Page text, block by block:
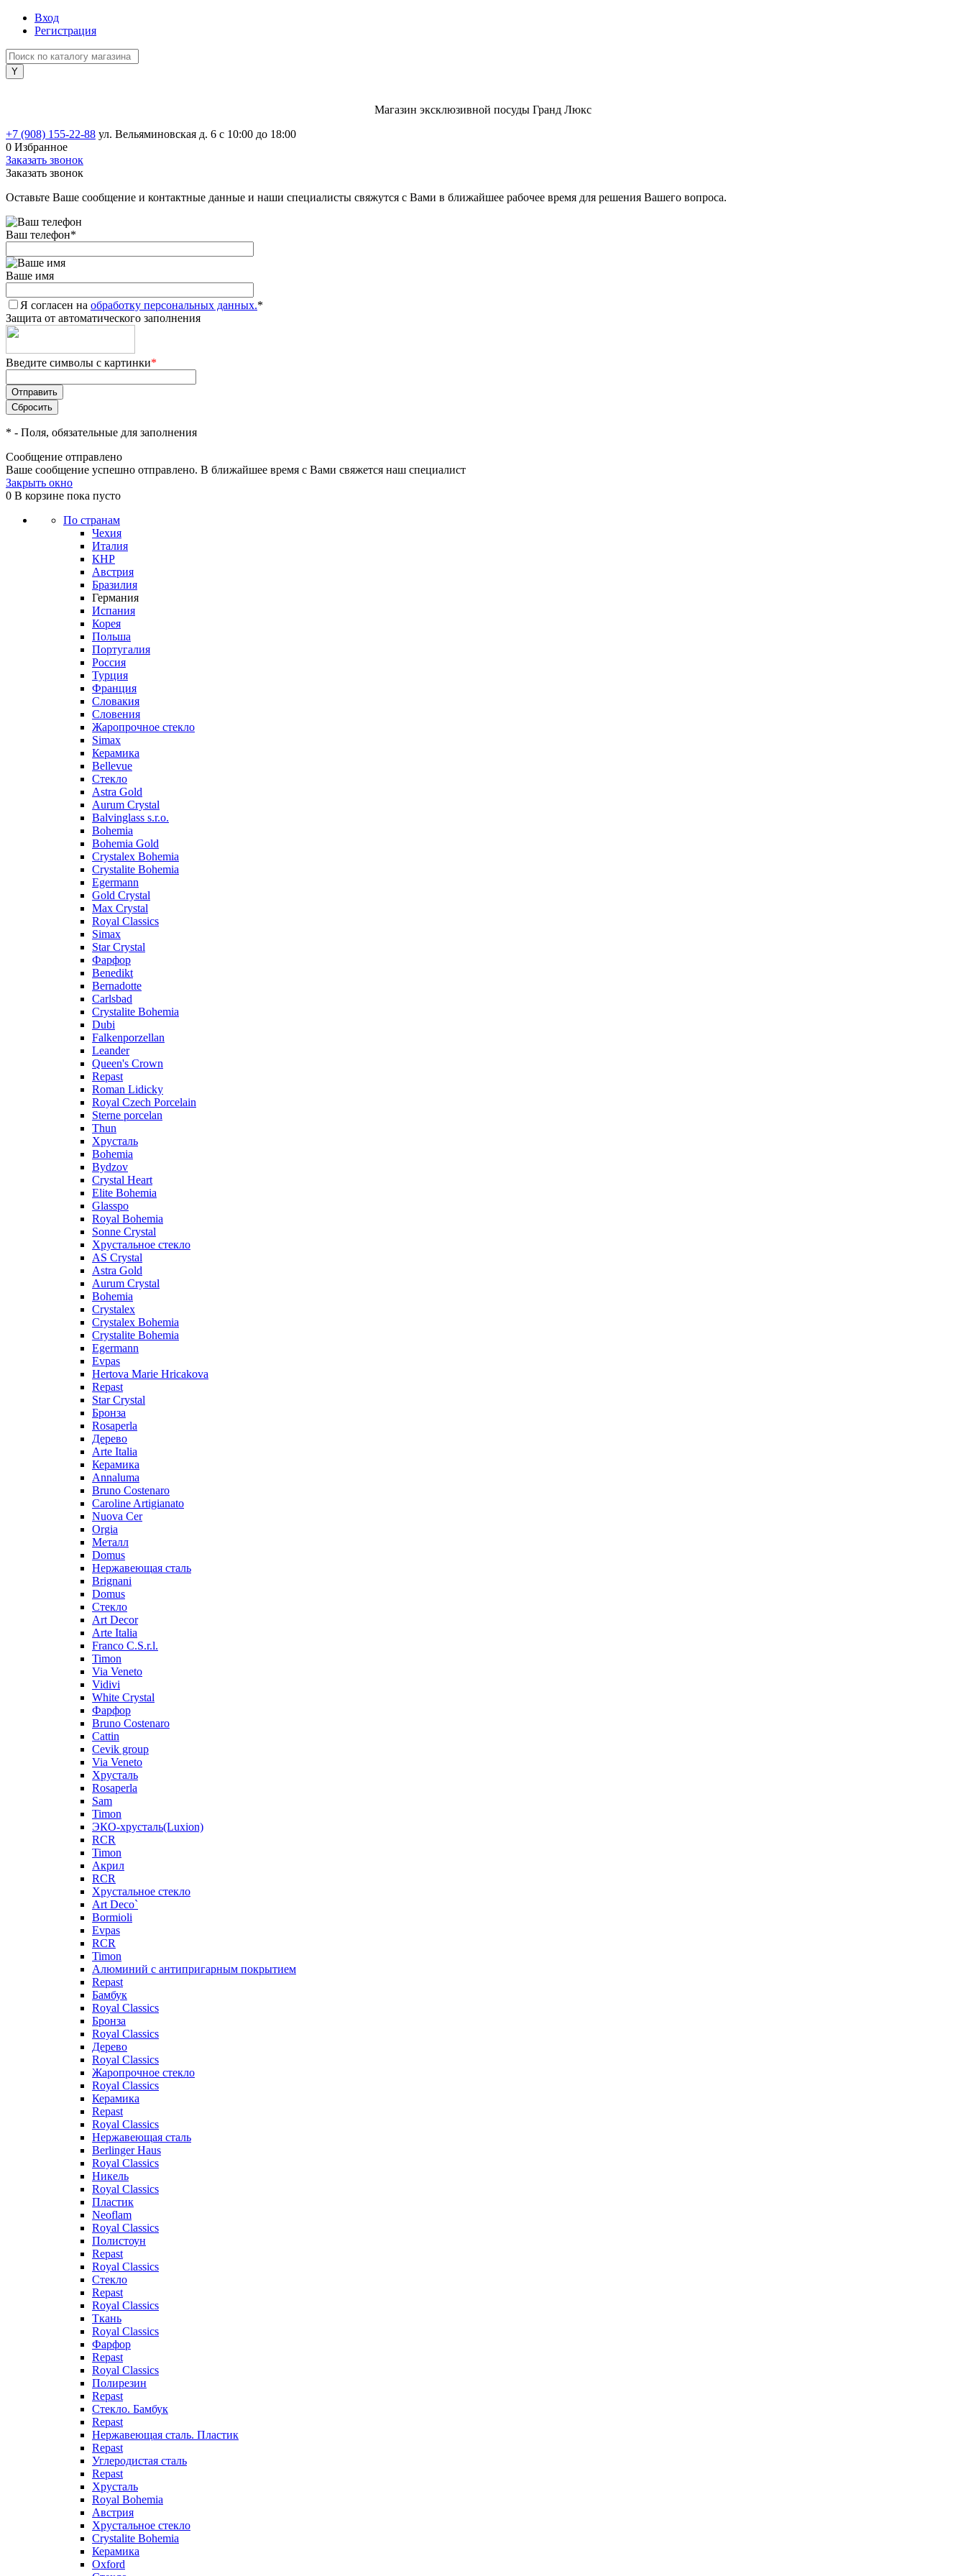
Вход
Регистрация
Магазин эксклюзивной посуды Гранд Люкс
+7 (908) 155-22-88 ул. Вельяминовская д. 6 с 10:00 до 18:00
0 Избранное
Заказать звонок
Заказать звонок
Оставьте Ваше сообщение и контактные данные и наши специалисты свяжутся с Вами в ближайшее рабочее время для решения Вашего вопроса.
Ваш телефон*
Ваше имя
Я согласен на обработку персональных данных.*
Защита от автоматического заполнения
Введите символы с картинки*
* - Поля, обязательные для заполнения
Сообщение отправлено
Ваше сообщение успешно отправлено. В ближайшее время с Вами свяжется наш специалист
Закрыть окно
0 В корзине пока пусто
По странам
Чехия
Италия
КНР
Австрия
Бразилия
Германия
Испания
Корея
Польша
Португалия
Россия
Турция
Франция
Словакия
Словения
Жаропрочное стекло
Simax
Керамика
Bellevue
Стекло
Astra Gold
Aurum Crystal
Balvinglass s.r.o.
Bohemia
Bohemia Gold
Crystalex Bohemia
Crystalite Bohemia
Egermann
Gold Crystal
Max Crystal
Royal Classics
Simax
Star Crystal
Фарфор
Benedikt
Bernadotte
Carlsbad
Crystalite Bohemia
Dubi
Falkenporzellan
Leander
Queen's Crown
Repast
Roman Lidicky
Royal Czech Porcelain
Sterne porcelan
Thun
Хрусталь
Bohemia
Bydzov
Crystal Heart
Elite Bohemia
Glasspo
Royal Bohemia
Sonne Crystal
Хрустальное стекло
AS Crystal
Astra Gold
Aurum Crystal
Bohemia
Crystalex
Crystalex Bohemia
Crystalite Bohemia
Egermann
Evpas
Hertova Marie Hricakova
Repast
Star Crystal
Бронза
Rosaperla
Дерево
Arte Italia
Керамика
Annaluma
Bruno Costenaro
Caroline Artigianato
Nuova Cer
Orgia
Металл
Domus
Нержавеющая сталь
Brignani
Domus
Стекло
Art Decor
Arte Italia
Franco C.S.r.l.
Timon
Via Veneto
Vidivi
White Crystal
Фарфор
Bruno Costenaro
Cattin
Cevik group
Via Veneto
Хрусталь
Rosaperla
Sam
Timon
ЭКО-хрусталь(Luxion)
RCR
Timon
Акрил
RCR
Хрустальное стекло
Art Deco`
Bormioli
Evpas
RCR
Timon
Алюминий с антипригарным покрытием
Repast
Бамбук
Royal Classics
Бронза
Royal Classics
Дерево
Royal Classics
Жаропрочное стекло
Royal Classics
Керамика
Repast
Royal Classics
Нержавеющая сталь
Berlinger Haus
Royal Classics
Никель
Royal Classics
Пластик
Neoflam
Royal Classics
Полистоун
Repast
Royal Classics
Стекло
Repast
Royal Classics
Ткань
Royal Classics
Фарфор
Repast
Royal Classics
Полирезин
Repast
Стекло. Бамбук
Repast
Нержавеющая сталь. Пластик
Repast
Углеродистая сталь
Repast
Хрусталь
Royal Bohemia
Австрия
Хрустальное стекло
Crystalite Bohemia
Керамика
Oxford